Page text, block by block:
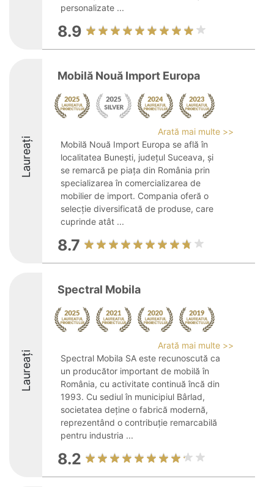
personalizate ...
8.9
Laureați
Mobilă Nouă Import Europa
Arată mai multe >>
Mobilă Nouă Import Europa se află în
localitatea Bunești, județul Suceava, și
se remarcă pe piața din România prin
specializarea în comercializarea de
mobilier de import. Compania oferă o
selecție diversificată de produse, care
cuprinde atât ...
8.7
Laureați
Spectral Mobila
Arată mai multe >>
Spectral Mobila SA este recunoscută ca
un producător important de mobilă în
România, cu activitate continuă încă din
1993. Cu sediul în municipiul Bârlad,
societatea deține o fabrică modernă,
reprezentând o contribuție remarcabilă
pentru industria ...
8.2